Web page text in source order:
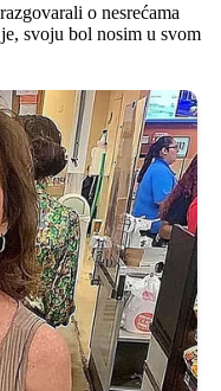
o nesrećama
svoju bol nosim u svom